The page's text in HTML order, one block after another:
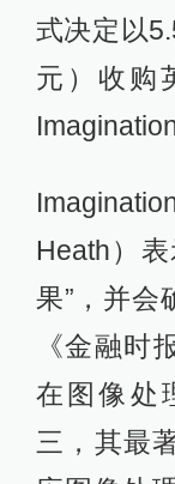
式决定以
元）收购
Imagination
Heath）
果”，并会
《金融时
在图像处
三，其最